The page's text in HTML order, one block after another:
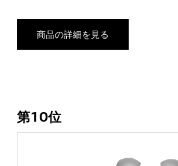
商品の詳細を見る
第10位